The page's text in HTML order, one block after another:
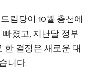
림당이 10월 총선에
졌고, 지난달 정부
한 결정은 새로운 대
니다.